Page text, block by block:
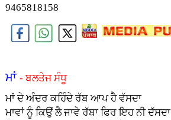
9465818158
ਮਾਂ - ਬਲਤੇਜ ਸੰਧੂ
ਮਾਂ ਦੇ ਅੰਦਰ ਕਹਿੰਦੇ ਰੱਬ ਆਪ ਹੈ ਵੱਸਦਾ
ਮਾਵਾਂ ਨੂੰ ਕਿਉਂ ਲੈ ਜਾਵੇ ਰੱਬਾ ਫਿਰ ਇਹ ਨੀ ਦੱਸਦਾ